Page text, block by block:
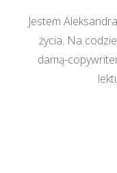
Jestem
życia. Na
damą-